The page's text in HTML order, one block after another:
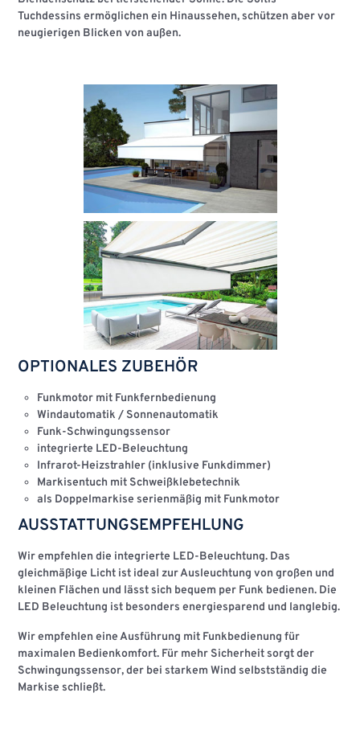
Tuchdessins ermöglichen ein Hinaussehen, schützen aber vor
neugierigen Blicken von außen.
OPTIONALES ZUBEHÖR
Funkmotor mit Funkfernbedienung
Windautomatik / Sonnenautomatik
Funk-Schwingungssensor
integrierte LED-Beleuchtung
Infrarot-Heizstrahler (inklusive Funkdimmer)
Markisentuch mit Schweißklebetechnik
als Doppelmarkise serienmäßig mit Funkmotor
AUSSTATTUNGSEMPFEHLUNG
Wir empfehlen die integrierte LED-Beleuchtung. Das
gleichmäßige Licht ist ideal zur Ausleuchtung von großen und
kleinen Flächen und lässt sich bequem per Funk bedienen. Die
LED Beleuchtung ist besonders energiesparend und langlebig.
Wir empfehlen eine Ausführung mit Funkbedienung für
maximalen Bedienkomfort. Für mehr Sicherheit sorgt der
Schwingungssensor, der bei starkem Wind selbstständig die
Markise schließt.